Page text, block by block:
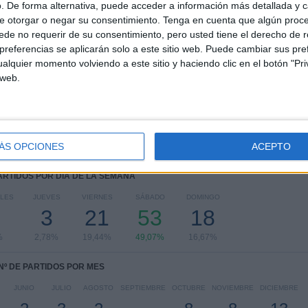
De forma alternativa, puede acceder a información más detallada y
otorgar o negar su consentimiento. Tenga en cuenta que algún
no requerir de su consentimiento, pero usted tiene el derecho de
se aplicarán solo a este sitio web. Puede cambiar sus
momento volviendo a este sitio y haciendo clic en el botón
OPCIONES ACEPTO
FC
RANKING POR COMPETICIONES
A-League
102 (94,44%)
POR DÍA DE LA SEMANA
JUEVES
3
2,78%
VIERNES
21
19,44%
SÁBADO
53
49,07%
DOMINGO
18
16,67%
Nº DE PARTIDOS POR MES
JUNIO JULIO AGOSTO SEPTIEMBRE OCTUBRE NOVIEMBRE DICIEMBRE